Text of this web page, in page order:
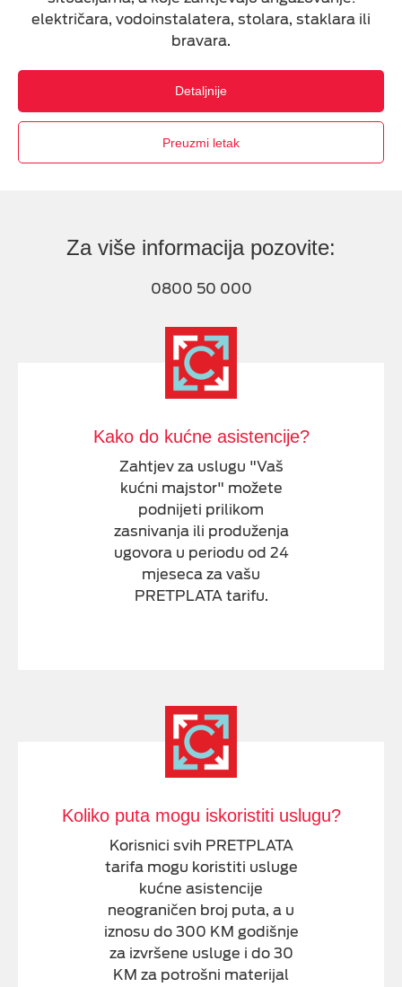
Roming informacije
m:tel aplikacije
Prenesi broj
Cofus - kućna asistencija
ESIM TRAVEL & TURIST
električara, vodoinstalatera, stolara, staklara ili
bravara.
Detaljnije
Preuzmi letak
Za više informacija pozovite:
0800 50 000
Kako do kućne asistencije?
Zahtjev za uslugu "Vaš
kućni majstor" možete
podnijeti prilikom
zasnivanja ili produženja
ugovora u periodu od 24
mjeseca za vašu
PRETPLATA tarifu.
Koliko puta mogu iskoristiti uslugu?
Korisnici svih PRETPLATA
tarifa mogu koristiti usluge
kućne asistencije
neograničen broj puta, a u
iznosu do 300 KM godišnje
za izvršene usluge i do 30
KM za potrošni materijal